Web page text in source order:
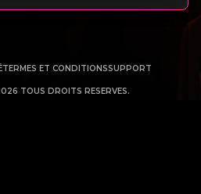
TERMES ET CONDITIONSSUPPORT
TOUS DROITS RESERVES.